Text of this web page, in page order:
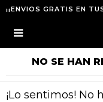
¡¡ENVIOS GRATIS EN

NO SE HAN
¡Lo sentimos! No